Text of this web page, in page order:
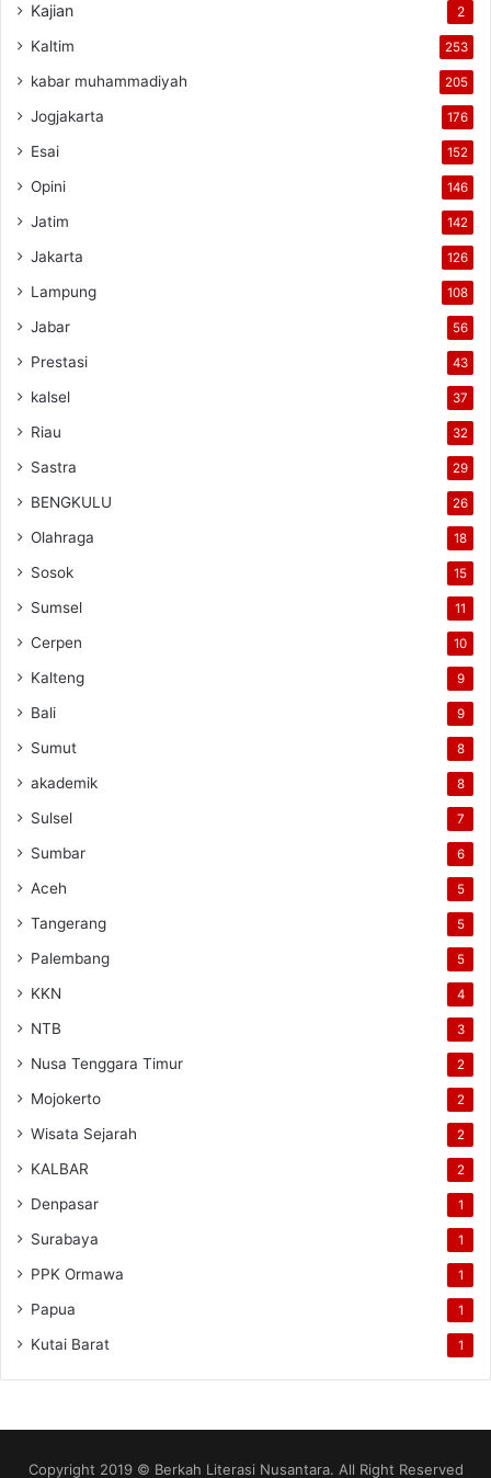
Kajian 2
Kaltim 253
kabar muhammadiyah 205
Jogjakarta 176
Esai 152
Opini 146
Jatim 142
Jakarta 126
Lampung 108
Jabar 56
Prestasi 43
kalsel 37
Riau 32
Sastra 29
BENGKULU 26
Olahraga 18
Sosok 15
Sumsel 11
Cerpen 10
Kalteng 9
Bali 9
Sumut 8
akademik 8
Sulsel 7
Sumbar 6
Aceh 5
Tangerang 5
Palembang 5
KKN 4
NTB 3
Nusa Tenggara Timur 2
Mojokerto 2
Wisata Sejarah 2
KALBAR 2
Denpasar 1
Surabaya 1
PPK Ormawa 1
Papua 1
Kutai Barat 1
Copyright 2019 © Berkah Literasi Nusantara. All Right Reserved